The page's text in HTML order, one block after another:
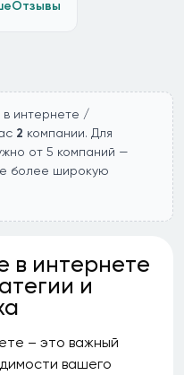
Отзывы
в интернете /
2 компании. Для
от 5 компаний —
более широкую
в интернете
и
– это важный
вашего